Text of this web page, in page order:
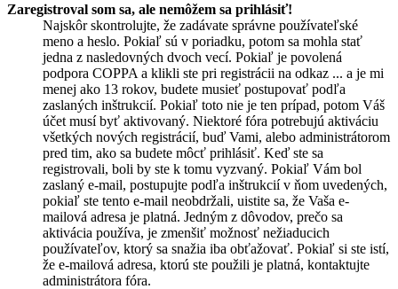
Zaregistroval som sa, ale nemôžem sa prihlásiť!
Najskôr skontrolujte, že zadávate správne používateľské
meno a heslo. Pokiaľ sú v poriadku, potom sa mohla stať
jedna z nasledovných dvoch vecí. Pokiaľ je povolená
podpora COPPA a klikli ste pri registrácii na odkaz ... a je mi
menej ako 13 rokov, budete musieť postupovať podľa
zaslaných inštrukcií. Pokiaľ toto nie je ten prípad, potom Váš
účet musí byť aktivovaný. Niektoré fóra potrebujú aktiváciu
všetkých nových registrácií, buď Vami, alebo administrátorom
pred tim, ako sa budete môcť prihlásiť. Keď ste sa
registrovali, boli by ste k tomu vyzvaný. Pokiaľ Vám bol
zaslaný e-mail, postupujte podľa inštrukcií v ňom uvedených,
pokiaľ ste tento e-mail neobdržali, uistite sa, že Vaša e-
mailová adresa je platná. Jedným z dôvodov, prečo sa
aktivácia používa, je zmenšiť možnosť nežiaducich
používateľov, ktorý sa snažia iba obťažovať. Pokiaľ si ste istí,
že e-mailová adresa, ktorú ste použili je platná, kontaktujte
administrátora fóra.